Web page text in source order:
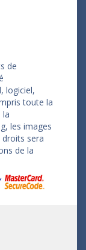
de
logiciel,
toute la
la
les images
sera
de la